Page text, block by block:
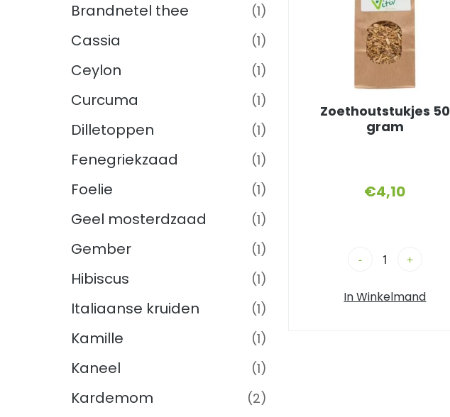
Brandnetel thee (1)
Cassia (1)
Ceylon (1)
Curcuma (1)
Dilletoppen (1)
Fenegriekzaad (1)
Foelie (1)
Geel mosterdzaad (1)
Gember (1)
Hibiscus (1)
Italiaanse kruiden (1)
Kamille (1)
Kaneel (1)
Kardemom (2)
Zoethoutstukjes 50
gram
€4,10
- +
In Winkelmand